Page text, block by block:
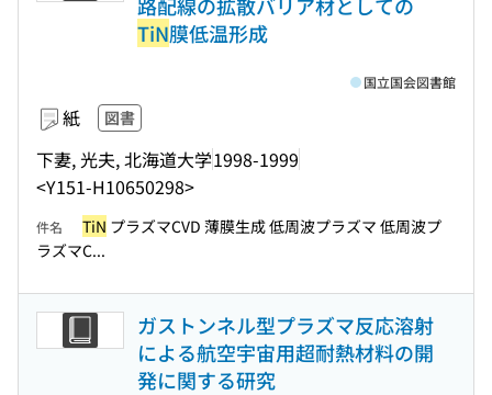
TiN膜低温形成
紙 図書
下妻, 光夫, 北海道大学1998-1999
<Y151-H10650298>
国立国会図書館
件名 TiN プラズマCVD 薄膜生成 低周波プラズマ 低周波プ
ラズマC...
ガストンネル型プラズマ反応溶射
による航空宇宙用超耐熱材料の開
発に関する研究